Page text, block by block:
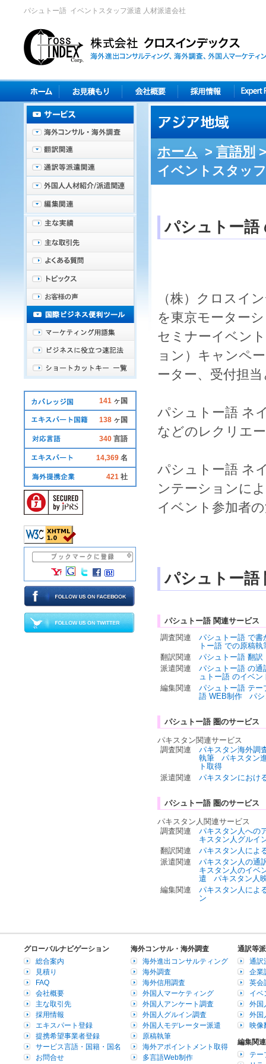
パシュトー語 イベントスタッフ派遣 人材派遣会社
ホーム > 言語別
イベントスタッ
パシュトー語
（株）クロスイ
を東京モーター
セミナーイベント
ョン ） キャンペ
ーター、 受付担
パシュトー語 ネ
などのレクリエ
パシュトー語 ネ
ンテーションに
イベント 参加者
パシュトー語
パシュトー語 関連サービス
調査関連
パシュトー語 で書
トー語 での原稿執
翻訳関連
パシュトー語 翻訳
派遣関連
パシュトー語 の通
ュトー語 のイベン
編集関連
パシュトー語 テー
語 WEB制作
パ
パシュトー語 圏のサービス
パキスタン関連サービス
調査関連
パキスタン海外調
執筆
パキスタン
ト取得
派遣関連
パキスタンにおけ
パシュトー語 圏のサービス
パキスタン人関連サービス
調査関連
パキスタン人への
キスタン人グルイ
翻訳関連
パキスタン人によ
派遣関連
パキスタン人の通
キスタン人のイベ
遣
パキスタン人
編集関連
パキスタン人によ
ン
141 ヶ国
138 ヶ国
340 言語
14,369 名
421 社
グローバルナビゲーション
総合案内
見積り
FAQ
会社概要
主な取引先
採用情報
エキスパート登録
提携希望事業者登録
サービス言語・国籍・国名
お問合せ
海外コンサル・海外調査
海外進出コンサルティング
海外調査
海外信用調査
外国人マーケティング
外国人アンケート調査
外国人グルイン調査
外国人モデレーター派遣
原稿執筆
海外アポイントメント取得
多言語Web制作
通訳等
通訳
企業
英会
イベ
外国
外国
映像
編集関連
テー